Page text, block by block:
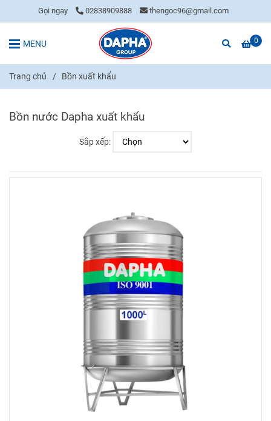
Gọi ngay 02838909888 thengoc96@gmail.com
0
MENU
Trang chủ / Bồn xuất khẩu
Bồn nước Dapha xuất khẩu
Sắp xếp: